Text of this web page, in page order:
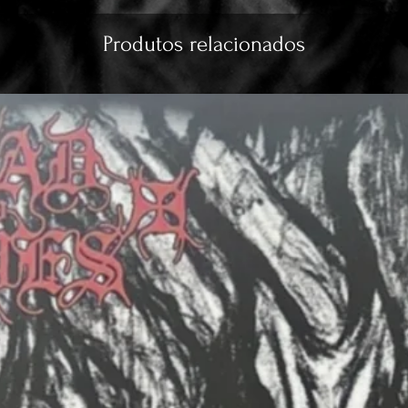
Produtos relacionados